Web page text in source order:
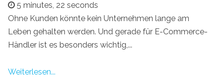
5 minutes, 22 seconds
Ohne Kunden könnte kein Unternehmen lange am
Leben gehalten werden. Und gerade für E-Commerce-
Händler ist es besonders wichtig,...
Weiterlesen...